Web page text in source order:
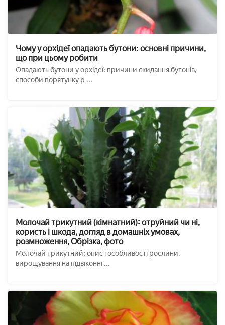
Чому у орхідеї опадають бутони: основні причини,
що при цьому робити
Опадають бутони у орхідеї: причини скидання бутонів,
способи порятунку р ...
Молочай трикутний (кімнатний): отруйний чи ні,
користь і шкода, догляд в домашніх умовах,
розмноження, Обрізка, фото
Молочай трикутний: опис і особливості рослини,
вирощування на підвіконні ...